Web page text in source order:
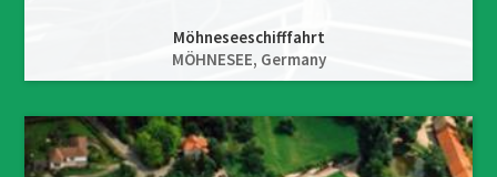
Möhneseeschifffahrt
MÖHNESEE, Germany